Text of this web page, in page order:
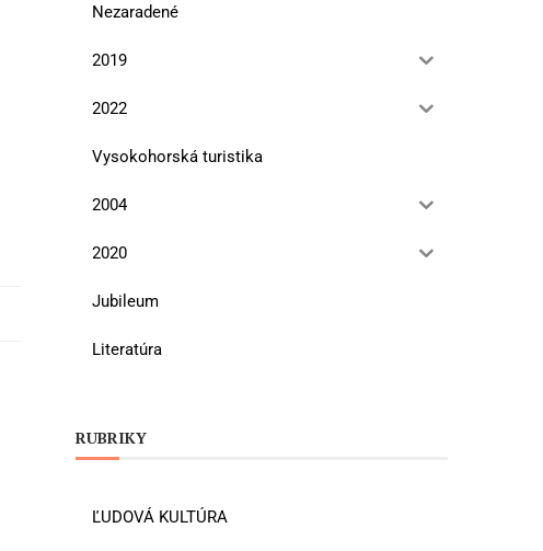
Nezaradené
2019
2022
Vysokohorská turistika
2004
2020
Jubileum
Literatúra
RUBRIKY
ĽUDOVÁ KULTÚRA